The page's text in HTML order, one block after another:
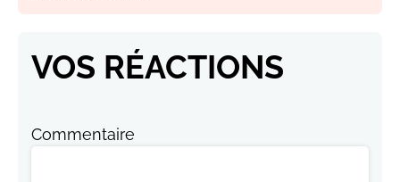
VOS RÉACTIONS
Commentaire